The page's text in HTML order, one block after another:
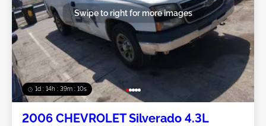
1d : 14h : 39m : 07s
Swipe to right for more images
2006 CHEVROLET Silverado 4.3L